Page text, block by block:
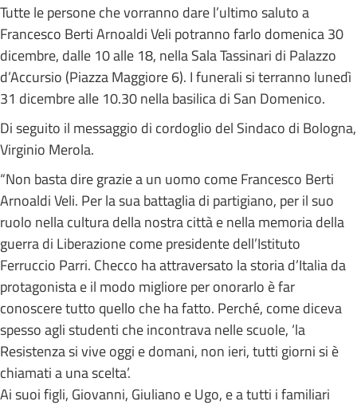
Tutte le persone che vorranno dare l’ultimo saluto a
Francesco Berti Arnoaldi Veli potranno farlo domenica 30
dicembre, dalle 10 alle 18, nella Sala Tassinari di Palazzo
d’Accursio (Piazza Maggiore 6). I funerali si terranno lunedì
31 dicembre alle 10.30 nella basilica di San Domenico.
Di seguito il messaggio di cordoglio del Sindaco di Bologna,
Virginio Merola.
“Non basta dire grazie a un uomo come Francesco Berti
Arnoaldi Veli. Per la sua battaglia di partigiano, per il suo
ruolo nella cultura della nostra città e nella memoria della
guerra di Liberazione come presidente dell’Istituto
Ferruccio Parri. Checco ha attraversato la storia d’Italia da
protagonista e il modo migliore per onorarlo è far
conoscere tutto quello che ha fatto. Perché, come diceva
spesso agli studenti che incontrava nelle scuole, ‘la
Resistenza si vive oggi e domani, non ieri, tutti giorni si è
chiamati a una scelta’.
Ai suoi figli, Giovanni, Giuliano e Ugo, e a tutti i familiari